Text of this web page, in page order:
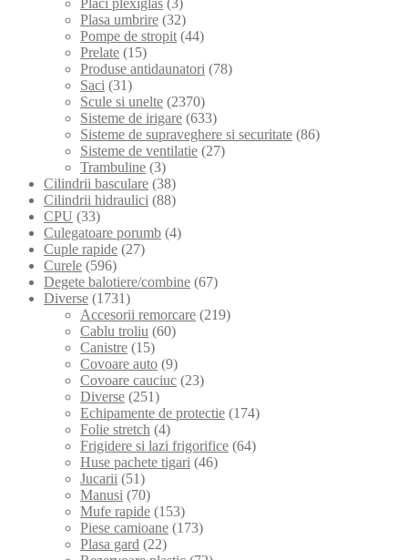
Placi plexiglas (3)
Plasa umbrire (32)
Pompe de stropit (44)
Prelate (15)
Produse antidaunatori (78)
Saci (31)
Scule si unelte (2370)
Sisteme de irigare (633)
Sisteme de supraveghere si securitate (86)
Sisteme de ventilatie (27)
Trambuline (3)
Cilindrii basculare (38)
Cilindrii hidraulici (88)
CPU (33)
Culegatoare porumb (4)
Cuple rapide (27)
Curele (596)
Degete balotiere/combine (67)
Diverse (1731)
Accesorii remorcare (219)
Cablu troliu (60)
Canistre (15)
Covoare auto (9)
Covoare cauciuc (23)
Diverse (251)
Echipamente de protectie (174)
Folie stretch (4)
Frigidere si lazi frigorifice (64)
Huse pachete tigari (46)
Jucarii (51)
Manusi (70)
Mufe rapide (153)
Piese camioane (173)
Plasa gard (22)